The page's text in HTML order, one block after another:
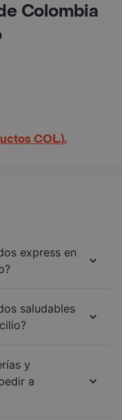
Colombia
COL.).
express en
saludables
y
a